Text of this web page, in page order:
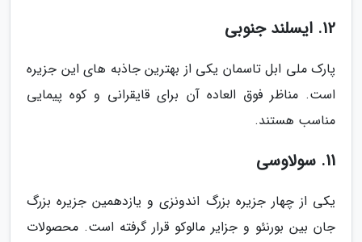
12. ایسلند جنوبی
پارک ملی ابل تاسمان یکی از بهترین جاذبه های این جزیره
است. مناظر فوق العاده آن برای قایقرانی و کوه پیمایی
مناسب هستند.
11. سولاوسی
یکی از چهار جزیره بزرگ اندونزی و یازدهمین جزیره بزرگ
جان بین بورنئو و جزایر مالوکو قرار گرفته است. محصولات